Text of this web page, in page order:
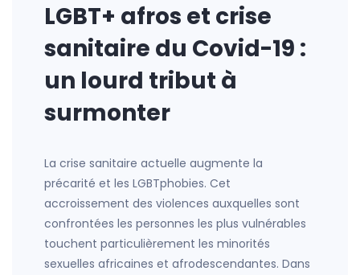
LGBT+ afros et crise
sanitaire du Covid-19 :
un lourd tribut à
surmonter
La crise sanitaire actuelle augmente la
précarité et les LGBTphobies. Cet
accroissement des violences auxquelles sont
confrontées les personnes les plus vulnérables
touchent particulièrement les minorités
sexuelles africaines et afrodescendantes. Dans